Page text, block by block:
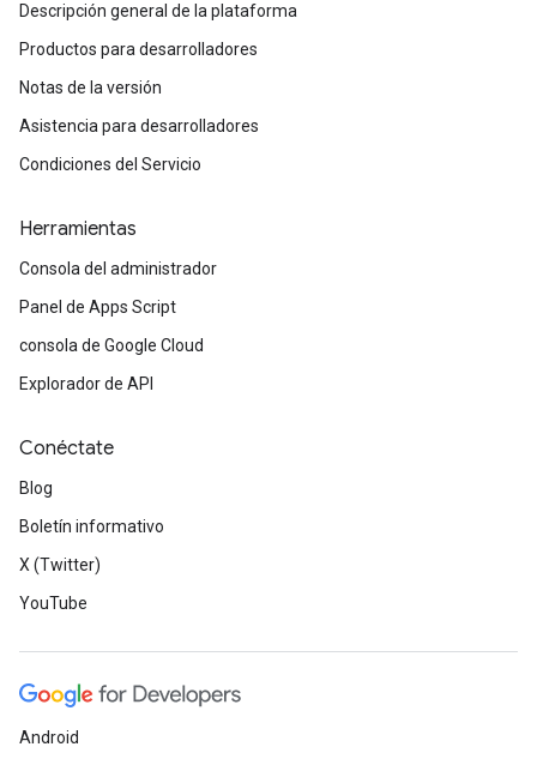
Descripción general de la plataforma
Productos para desarrolladores
Notas de la versión
Asistencia para desarrolladores
Condiciones del Servicio
Herramientas
Consola del administrador
Panel de Apps Script
consola de Google Cloud
Explorador de API
Conéctate
Blog
Boletín informativo
X (Twitter)
YouTube
Android